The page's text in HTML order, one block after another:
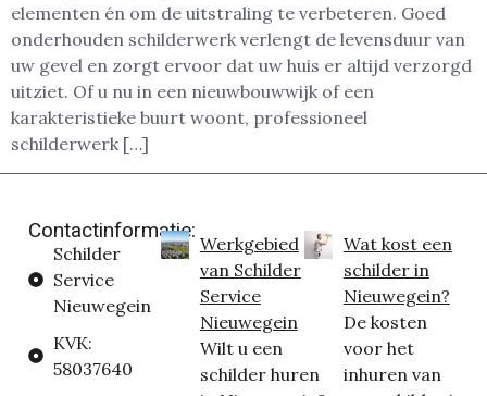
elementen én om de uitstraling te verbeteren. Goed
onderhouden schilderwerk verlengt de levensduur van
uw gevel en zorgt ervoor dat uw huis er altijd verzorgd
uitziet. Of u nu in een nieuwbouwwijk of een
karakteristieke buurt woont, professioneel
schilderwerk […]
Contactinformatie:
Schilder
Service
Nieuwegein
KVK:
58037640
Werkgebied
van Schilder
Service
Nieuwegein
Wilt u een
schilder huren
Wat kost een
schilder in
Nieuwegein?
De kosten
voor het
inhuren van